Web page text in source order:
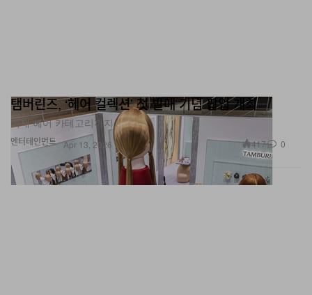
엔터테인먼트
탬버린즈, ‘헤어 컬렉션’ 첫 발매 기념 팝업 개최
이제 헤어 카테고리까지.
Apr 13, 2026 417 0